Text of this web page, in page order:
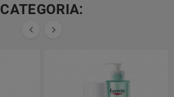
CATEGORIA:
 